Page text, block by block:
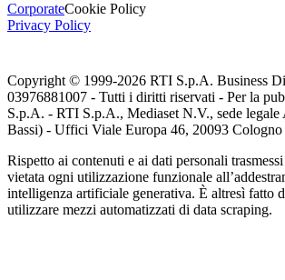
CorporateCookie Policy
Privacy Policy
Copyright © 1999-2026 RTI S.p.A. Business
03976881007 - Tutti i diritti riservati - Per la
S.p.A. - RTI S.p.A., Mediaset N.V., sede legale
Bassi) - Uffici Viale Europa 46, 20093
Rispetto ai contenuti e ai dati personali
vietata ogni utilizzazione funzionale
intelligenza artificiale generativa. È altresì fatto
utilizzare mezzi automatizzati di data scraping.